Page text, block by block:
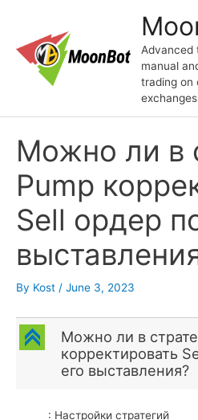
content
Advanced
manual
trading on
exchanges
Можно ли в
Pump
Sell ордер
By Kost / June 3, 2023
C
Можно ли в
корректировать
его выставления?
: Настройки стратегий